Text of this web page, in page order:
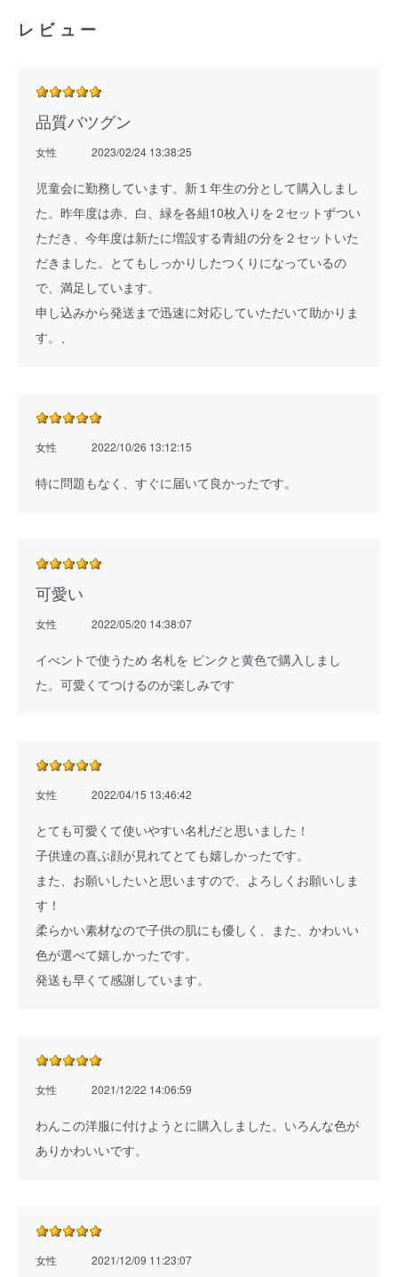
レビュー
品質バツグン
女性 2023/02/24 13:38:25
児童会に勤務しています。新１年生の分として購入しまし
た。昨年度は赤、白、緑を各組10枚入りを２セットずつい
ただき、今年度は新たに増設する青組の分を２セットいた
だきました。とてもしっかりしたつくりになっているの
で、満足しています。
申し込みから発送まで迅速に対応していただいて助かりま
す。、
女性 2022/10/26 13:12:15
特に問題もなく、すぐに届いて良かったです。
可愛い
女性 2022/05/20 14:38:07
イべントで使うため 名札を ピンクと黄色で購入しまし
た。可愛くてつけるのが楽しみです
女性 2022/04/15 13:46:42
とても可愛くて使いやすい名札だと思いました！
子供達の喜ぶ顔が見れてとても嬉しかったです。
また、お願いしたいと思いますので、よろしくお願いしま
す！
柔らかい素材なので子供の肌にも優しく、また、かわいい
色が選べて嬉しかったです。
発送も早くて感謝しています。
女性 2021/12/22 14:06:59
わんこの洋服に付けようとに購入しました。いろんな色が
ありかわいいです。
女性 2021/12/09 11:23:07